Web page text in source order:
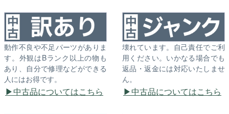
動作不良や不足パーツがありま
す。外観はBランク以上の物も
あり、自分で修理などができる
人にはお得です。
中古品についてはこちら
壊れています。自己責任でご利
用ください。いかなる場合でも
返品・返金には対応いたしませ
ん。
中古品についてはこちら